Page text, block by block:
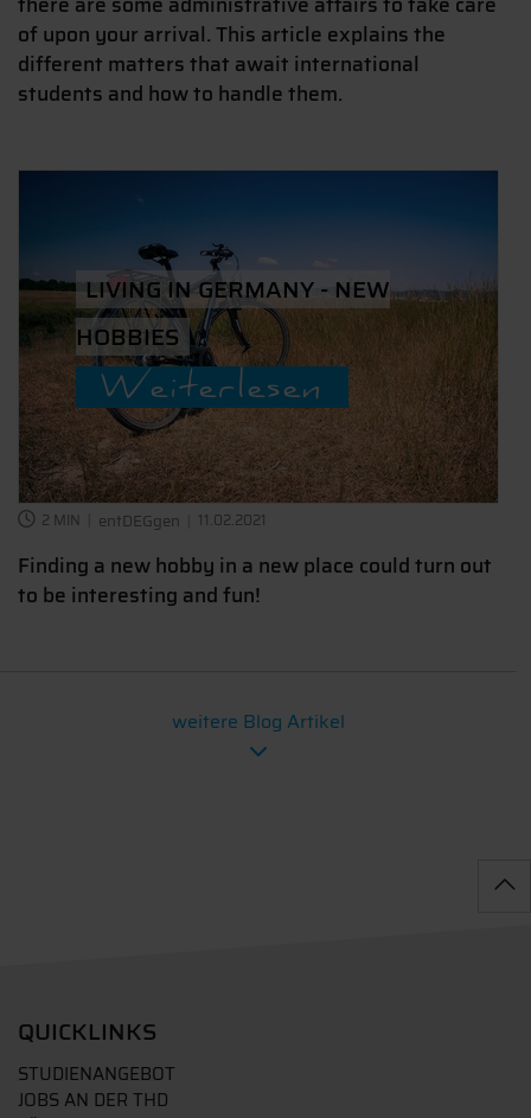
of upon your arrival. This article explains the
different matters that await international
students and how to handle them.
LIVING IN GERMANY - NEW
HOBBIES
Weiterlesen
2 MIN entDEGgen 11.02.2021
Finding a new hobby in a new place could turn out
to be interesting and fun!
weitere Blog Artikel
QUICKLINKS
STUDIENANGEBOT
JOBS AN DER THD